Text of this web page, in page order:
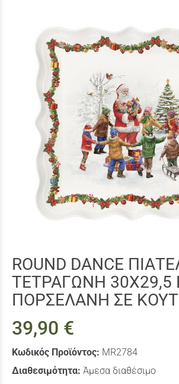
RΟUΝD DΑΝCΕ
ΤΕΤΡΑΓΩΝΗ 30Χ29,5
ΠΟΡΣΕΛΑΝΗ ΣΕ
39,90 €
Κωδικός Προϊόντος: MR2784
Διαθεσιμότητα: Άμεσα διαθέσιμο